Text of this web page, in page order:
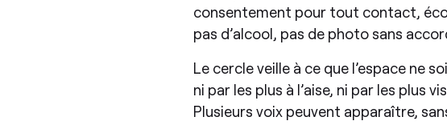
consentement pour tout contact,
pas d’alcool, pas de photo sans
​Le cercle veille à ce que l’espace ne
ni par les plus à l’aise, ni par les plus
Plusieurs voix peuvent apparaître,